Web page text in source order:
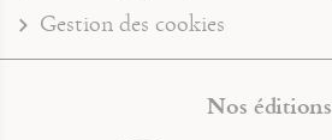
Gestion des cookies
Nos éditions